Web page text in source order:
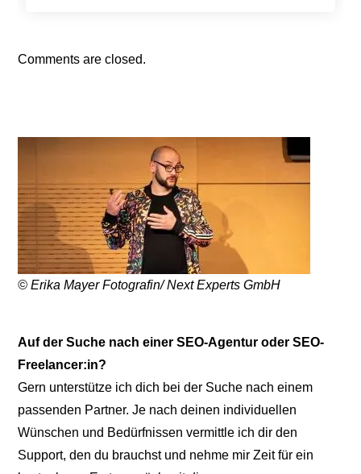
Comments are closed.
© Erika Mayer Fotografin/ Next Experts GmbH
Auf der Suche nach einer SEO-Agentur oder SEO-
Freelancer:in?
Gern unterstütze ich dich bei der Suche nach einem
passenden Partner. Je nach deinen individuellen
Wünschen und Bedürfnissen vermittle ich dir den
Support, den du brauchst und nehme mir Zeit für ein